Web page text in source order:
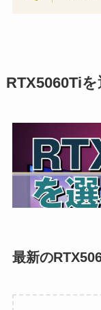
RTX5060Ti
最新の